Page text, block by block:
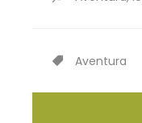
Aventura